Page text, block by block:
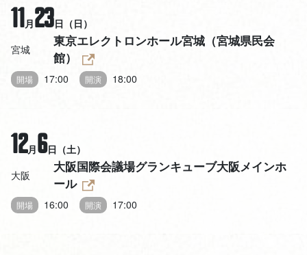
11 月23日（日）
宮城
東京エレクトロンホール宮城（宮城県民会
館）
開場 17:00 開演 18:00
12月6日（土）
大阪
大阪国際会議場グランキューブ大阪メインホ
ール
開場 16:00 開演 17:00